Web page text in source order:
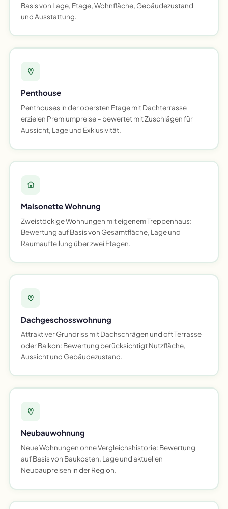
Basis von Lage, Etage, Wohnfläche, Gebäudezustand
und Ausstattung.
Penthouse
Penthouses in der obersten Etage mit Dachterrasse
erzielen Premiumpreise – bewertet mit Zuschlägen für
Aussicht, Lage und Exklusivität.
Maisonette Wohnung
Zweistöckige Wohnungen mit eigenem Treppenhaus:
Bewertung auf Basis von Gesamtfläche, Lage und
Raumaufteilung über zwei Etagen.
Dachgeschosswohnung
Attraktiver Grundriss mit Dachschrägen und oft Terrasse
oder Balkon: Bewertung berücksichtigt Nutzfläche,
Aussicht und Gebäudezustand.
Neubauwohnung
Neue Wohnungen ohne Vergleichshistorie: Bewertung
auf Basis von Baukosten, Lage und aktuellen
Neubaupreisen in der Region.